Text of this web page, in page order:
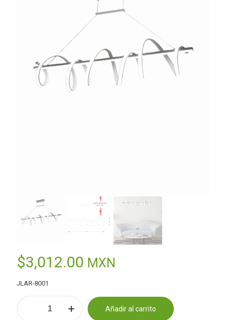
$3,012.00 MXN
JLAR-8001
Añadir al carrito
Alternative: